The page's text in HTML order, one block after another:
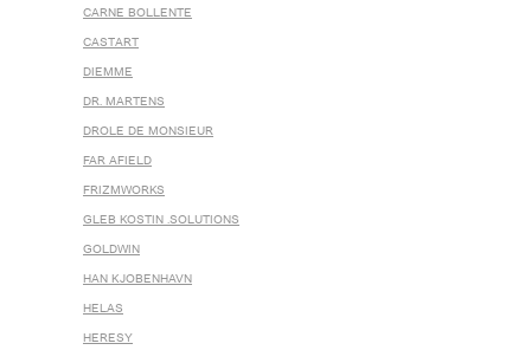
CARNE BOLLENTE
CASTART
DIEMME
DR. MARTENS
DROLE DE MONSIEUR
FAR AFIELD
FRIZMWORKS
GLEB KOSTIN .SOLUTIONS
GOLDWIN
HAN KJOBENHAVN
HELAS
HERESY